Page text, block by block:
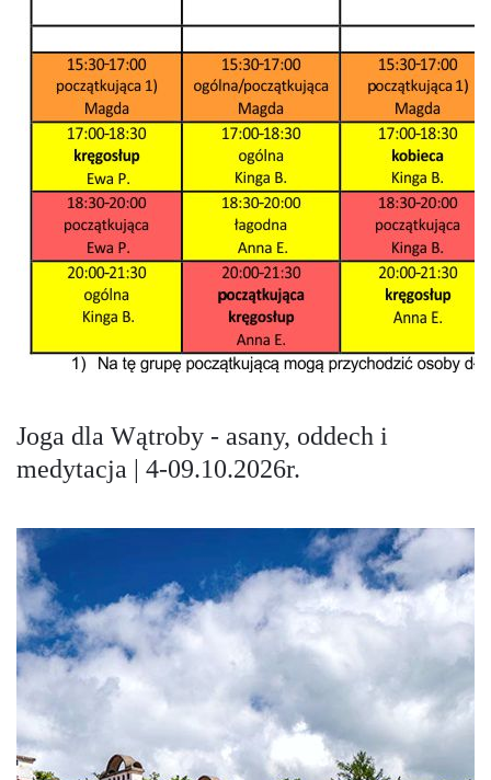
Joga dla Wątroby - asany, oddech i
medytacja | 4-09.10.2026r.